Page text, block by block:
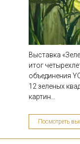
Посмотреть
Выставка
итог
объединения
12 зеленых
картин...
Арт-проект
2023
"Бессмертные"